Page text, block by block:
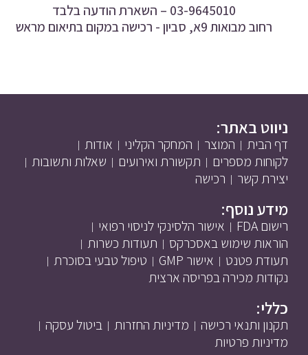
03-9645010 –
השארת הודעה בלבד
רחוב מבואות 9א, סביון - רכישה במקום בתיאום מראש
ניווט באתר:
דף הבית המוצר המחקר הקליני
אודות
לקוחות מספרים
תקשורת ואירועים
שאלות ותשובות
יצירת קשר
רכישה
מידע נוסף:
רישום FDA
אישור הלסינקי לניסוי רפואי
הוראות שימוש באסכרקס
תעודות כשרות
תעודת פטנט
אישור GMP
טיפול טבעי בסוכרת
נקודות מכירה בפריסה ארצית
כללי:
תקנון ותנאי רכישה מדיניות החזרות
ביטול עסקה
מדיניות פרטיות